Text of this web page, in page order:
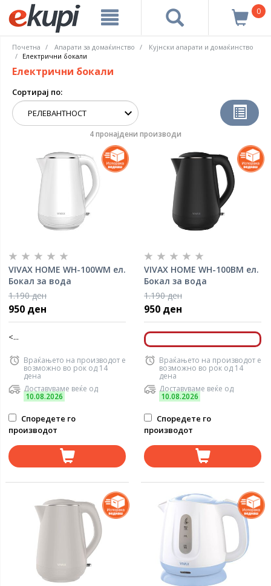
0
Почетна Апарати за домаќинство
Кујнски апарати и домаќинство
Електрични бокали
Електрични бокали
Сортирај по:
4 пронајдени производи
VIVAX HOME WH-100WM ел.
Бокал за вода
1.190 ден
950 ден
<...
Враќањето на производот е
возможно во рок од 14
дена
Доставуваме веќе од
10.08.2026
Споредете го
производот
VIVAX HOME WH-100BM ел.
Бокал за вода
1.190 ден
950 ден
Враќањето на производот е
возможно во рок од 14
дена
Доставуваме веќе од
10.08.2026
Споредете го
производот